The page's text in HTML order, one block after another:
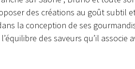
des créations au goût subtil
la conception de ses
des saveurs qu’il associe